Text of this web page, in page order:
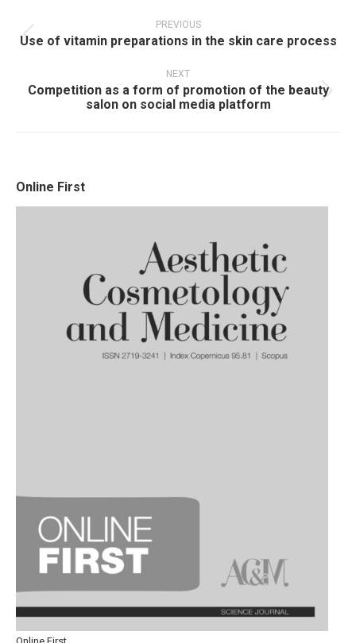
PREVIOUS
Use of vitamin preparations in the skin care process
NEXT
Competition as a form of promotion of the beauty
salon on social media platform
Online First